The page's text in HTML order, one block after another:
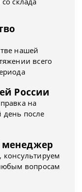
нашей
всего
России
на
после
менеджер
вопросам